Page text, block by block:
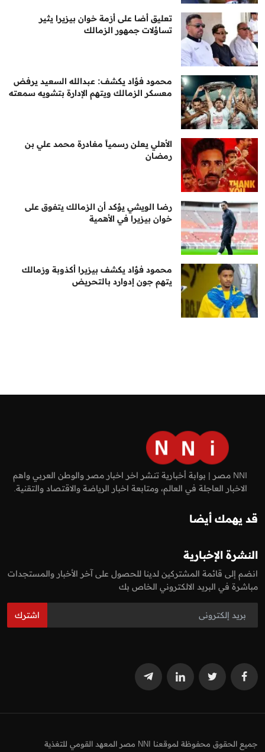
تعليق أضا على أزمة خوان بيزيرا يثير
تساؤلات جمهور الزمالك
محمود فؤاد يكشف: عبدالله السعيد يرفض
معسكر الزمالك ويتهم الإدارة بتشويه سمعته
الأهلي يعلن رسمياً مغادرة محمد علي بن
رمضان
رضا الويشي يؤكد أن الزمالك يتفوق على
خوان بيزيرا في الأهمية
محمود فؤاد يكشف بيزيرا أكذوبة وزمالك
يتهم جون إدوارد بالتحريض
NNI مصر | بوابة أخبارية تنشر اخر اخبار مصر والوطن العربي واهم
الاخبار العاجلة في العالم، ومتابعة اخبار الرياضة والاقتصاد والتقنية.
قد يهمك أيضا
النشرة الإخبارية
انضم إلى قائمة المشتركين لدينا للحصول على آخر الأخبار والمستجدات
مباشرة في البريد الالكتروني الخاص بك
اشترك
جميع الحقوق محفوظة لموقعنا NNI مصر المعهد القومي للتغذية